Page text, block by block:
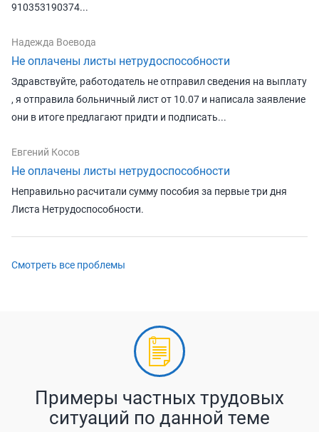
910353190374...
Надежда Воевода
Не оплачены листы нетрудоспособности
Здравствуйте, работодатель не отправил сведения на выплату
, я отправила больничный лист от 10.07 и написала заявление
они в итоге предлагают придти и подписать...
Евгений Косов
Не оплачены листы нетрудоспособности
Неправильно расчитали сумму пособия за первые три дня
Листа Нетрудоспособности.
Смотреть все проблемы
Примеры частных трудовых
ситуаций по данной теме